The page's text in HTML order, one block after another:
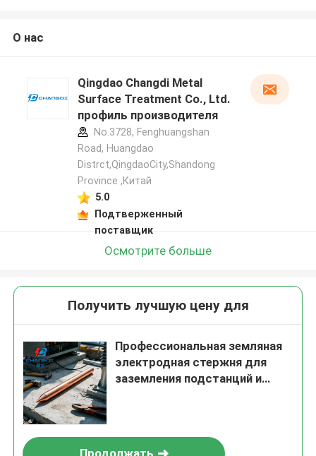
О нас
Qingdao Changdi Metal
Surface Treatment Co., Ltd.
профиль производителя
No.3728, Fenghuangshan
Road, Huangdao
Distrct,QingdaoCity,Shandong
Province ,Китай
5.0
Подтверженный
поставщик
Осмотрите больше
Получить лучшую цену для
Профессиональная земляная
электродная стержня для
заземления подстанций и